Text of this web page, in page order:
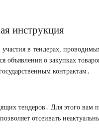
инструкция
в тендерах,
о закупках
контрактам․
тендеров․ Для этого вам
отсеивать